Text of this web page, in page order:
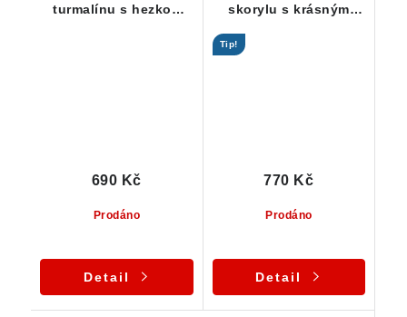
turmalínu s hezkou
Prodáno
690 Kč
Detail
skorylu s krásným
Tip!
Prodáno
770 Kč
Detail